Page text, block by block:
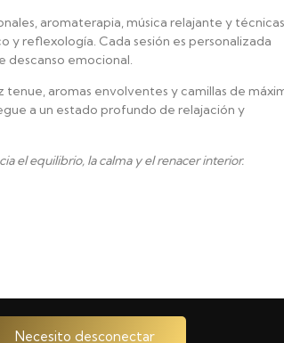
aromaterapia, música relajante y técnicas
reflexología. Cada sesión es personalizada
descanso emocional.
aromas envolventes y camillas de
a un estado profundo de relajación y
el equilibrio, la calma y el renacer interior.
Necesito desconectar